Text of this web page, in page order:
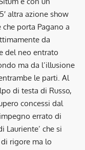
altra azione show
porta Pagano a
da
del neo entrato
ma da l’illusione
le parti. Al
di testa di Russo,
concessi dal
errato di
Lauriente’ che si
rigore ma lo